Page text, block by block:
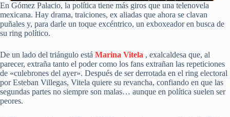
En Gómez Palacio, la política tiene más giros que una telenovela
mexicana. Hay drama, traiciones, ex aliadas que ahora se clavan
puñales y, para darle un toque excéntrico, un exboxeador en busca de
su ring político.
De un lado del triángulo está Marina Vitela , exalcaldesa que, al
parecer, extraña tanto el poder como los fans extrañan las repeticiones
de «culebrones del ayer». Después de ser derrotada en el ring electoral
por Esteban Villegas, Vitela quiere su revancha, confiando en que las
segundas partes no siempre son malas… aunque en política suelen ser
peores.